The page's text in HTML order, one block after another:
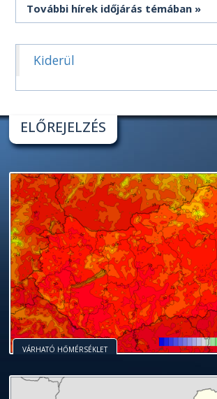
További hírek időjárás témában
Kiderül
ELŐREJELZÉS
VÁRHATÓ HŐMÉRSÉKLET